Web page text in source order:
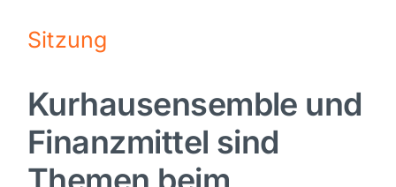
Nachrichten
Politik
Wirtschaft
Sitzung
Kurhausensemble und
Finanzmittel sind